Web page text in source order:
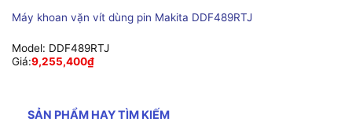
Máy khoan vặn vít dùng pin Makita DDF489RTJ
Model: DDF489RTJ
Giá:9,255,400₫
SẢN PHẨM HAY TÌM KIẾM